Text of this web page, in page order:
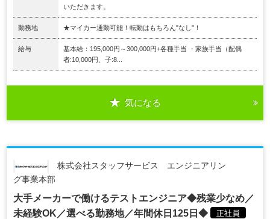
いただきます。
勤務地 ★マイカー通勤可能！転勤はもちろん"なし"！
給与
基本給：195,000円～300,000円+各種手当 ・家族手当（配偶
者:10,000円、子:8...
気になる
株式会社スタッフサービス エンジニアリン
グ事業本部
大手メーカーで働けるテストエンジニア◆残業少なめ／
未経験OK／選べる勤務地／年間休日125日◆
正社員